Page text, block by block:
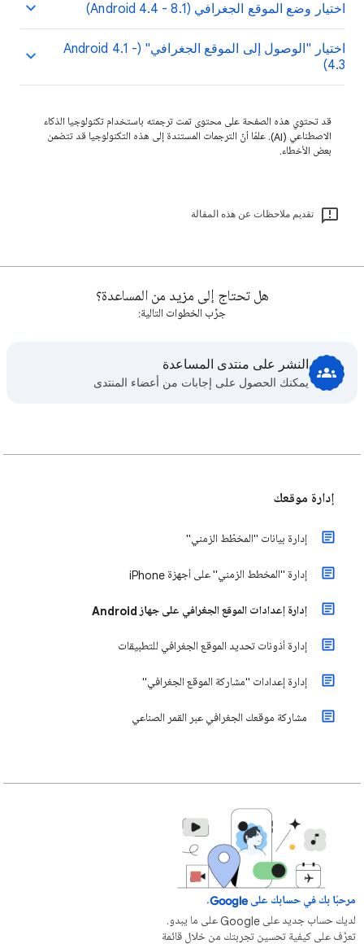
اختيار وضع الموقع الجغرافي (Android 4.4 - 8.1)
اختيار "الوصول إلى الموقع الجغرافي" (Android 4.1 -
4.3)
قد تحتوي هذه الصفحة على محتوى تمت ترجمته باستخدام تكنولوجيا الذكاء
الاصطناعي (AI). علمًا أنّ الترجمات المستندة إلى هذه التكنولوجيا قد تتضمن
بعض الأخطاء.
تقديم ملاحظات عن هذه المقالة
هل تحتاج إلى مزيد من المساعدة؟
جرِّب الخطوات التالية:
النشر على منتدى المساعدة
يمكنك الحصول على إجابات من أعضاء المنتدى
إدارة موقعك
إدارة بيانات "المخطّط الزمني"
إدارة "المخطط الزمني" على أجهزة iPhone
إدارة إعدادات الموقع الجغرافي على جهاز Android
إدارة أذونات تحديد الموقع الجغرافي للتطبيقات
إدارة إعدادات "مشاركة الموقع الجغرافي"
مشاركة موقعك الجغرافي عبر القمر الصناعي
مرحبًا بك في حسابك على Google.
لديك حساب جديد على Google على ما يبدو.
تعرَّف على كيفية تحسين تجربتك من خلال قائمة